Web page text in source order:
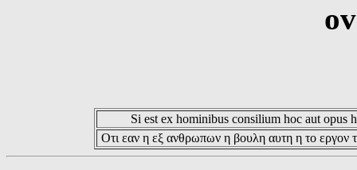
Si est ex hominibus consilium hoc aut opus
Οτι εαν η εξ ανθρωπων η βουλη αυτη η το εργον